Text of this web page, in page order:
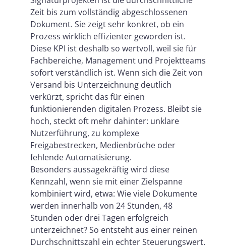
Zeit bis zum vollständig abgeschlossenen
Dokument. Sie zeigt sehr konkret, ob ein
Prozess wirklich effizienter geworden ist.
Diese KPI ist deshalb so wertvoll, weil sie für
Fachbereiche, Management und Projektteams
sofort verständlich ist. Wenn sich die Zeit von
Versand bis Unterzeichnung deutlich
verkürzt, spricht das für einen
funktionierenden digitalen Prozess. Bleibt sie
hoch, steckt oft mehr dahinter: unklare
Nutzerführung, zu komplexe
Freigabestrecken, Medienbrüche oder
fehlende Automatisierung.
Besonders aussagekräftig wird diese
Kennzahl, wenn sie mit einer Zielspanne
kombiniert wird, etwa: Wie viele Dokumente
werden innerhalb von 24 Stunden, 48
Stunden oder drei Tagen erfolgreich
unterzeichnet? So entsteht aus einer reinen
Durchschnittszahl ein echter Steuerungswert.